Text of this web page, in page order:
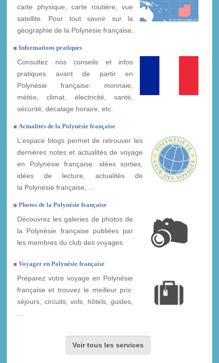
carte physique, carte routière, vue
satellite. Pour tout savoir sur la
géographie de la Polynésie française.
Informations pratiques
Consultez nos conseils et infos
pratiques avant de partir en
Polynésie française: monnaie,
météo, climat, électricité, santé,
sécurité, décalage horaire, etc.
Actualités de la Polynésie française
L'espace blogs permet de retrouver les
dernières notes et actualités de voyage
en Polynésie française: idées sorties,
idées de lecture, actualités de
la Polynésie française, ...
Photos de la Polynésie française
Découvrez les galeries de photos de
la Polynésie française publiées par
les membres du club des voyages.
Voyager en Polynésie française
Préparez votre voyage en Polynésie
française et trouvez le meilleur prix:
séjours, circuits, vols, hôtels, guides,
...
Voir tous les services